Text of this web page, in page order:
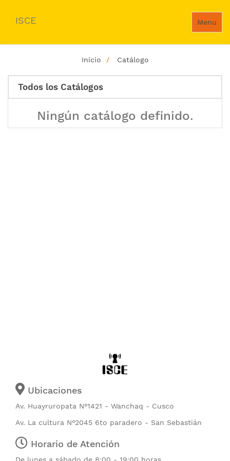
Menu
ISCE
Inicio Catálogo
Todos los Catálogos
Ningún catálogo definido.
Ubicaciones
Av. Huayruropata N°1421 - Wanchaq - Cusco
Av. La cultura N°2045 6to paradero - San Sebastián
Horario de Atención